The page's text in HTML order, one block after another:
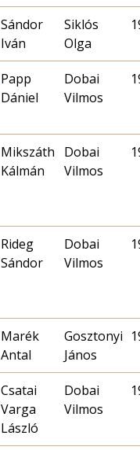
Sándor
Iván
Siklós
Olga
Papp
Dániel
Dobai
Vilmos
Mikszáth
Kálmán
Dobai
Vilmos
Rideg
Sándor
Dobai
Vilmos
Marék
Antal
Gosztonyi
János
Csatai
Varga
László
Dobai
Vilmos